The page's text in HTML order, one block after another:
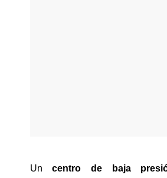
Un centro de baja